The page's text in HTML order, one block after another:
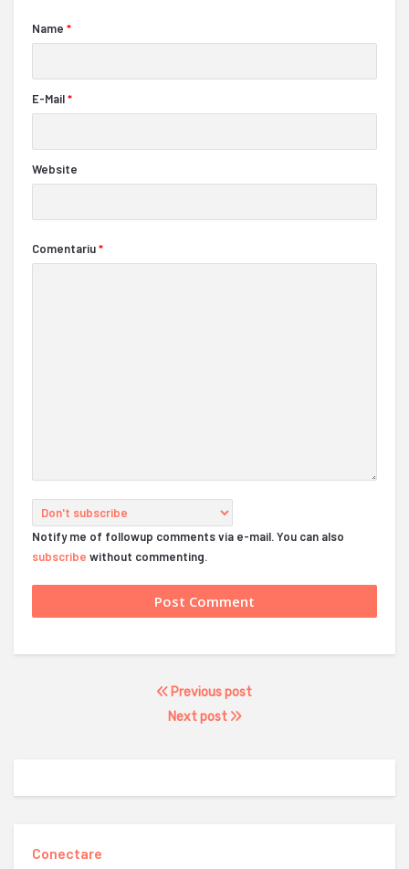
Name *
E-Mail*
Website
Comentariu*
Notify me of followup comments via e-mail. You can also
subscribe without commenting.
Previous post
Next post
Conectare